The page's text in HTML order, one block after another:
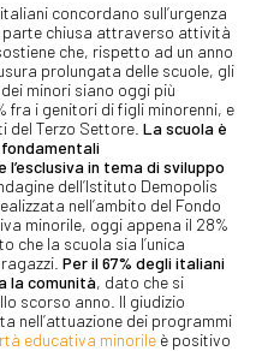
concordano sull’urgenza
parte chiusa attraverso attività
che, rispetto ad un anno
prolungata delle scuole, gli
minori siano oggi più
fra i genitori di figli minorenni, e
del Terzo Settore. La scuola è
l’esclusiva in tema di sviluppo
dell’Istituto Demopolis
nell’ambito del Fondo
minorile, oggi appena il 28%
che la scuola sia l’unica
Per il 67% degli italiani
la comunità, dato che si
scorso anno. Il giudizio
nell’attuazione dei programmi
educativa minorile è positivo